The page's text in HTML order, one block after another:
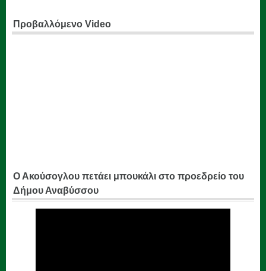
Προβαλλόμενο Video
Ο Ακούσογλου πετάει μπουκάλι στο προεδρείο του
Δήμου Αναβύσσου